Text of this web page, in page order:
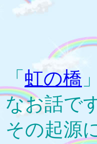
「 虹の橋
なお話で
その起源